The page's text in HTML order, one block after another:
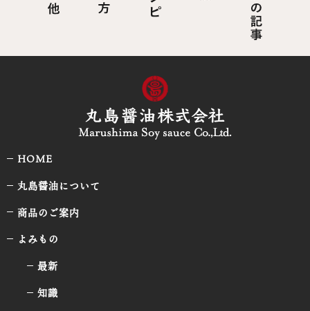
HOME
丸島醤油について
商品のご案内
よみもの
最新
知識